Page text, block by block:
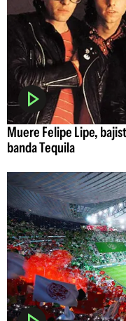
Muere Felipe Lipe,
banda Tequila